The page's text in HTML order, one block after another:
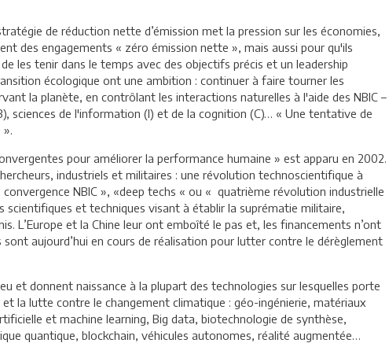
de réduction nette d’émission met la pression sur les économies,
des engagements « zéro émission nette », mais aussi pour qu'ils
les tenir dans le temps avec des objectifs précis et un leadership
écologique ont une ambition : continuer à faire tourner les
la planète, en contrôlant les interactions naturelles à l'aide des NBIC –
sciences de l'information (I) et de la cognition (C)… « Une tentative de
pour améliorer la performance humaine » est apparu en 2002.
industriels et militaires : une révolution technoscientifique à
NBIC », «deep techs « ou « quatrième révolution industrielle
scientifiques et techniques visant à établir la suprématie militaire,
L’Europe et la Chine leur ont emboîté le pas et, les financements n’ont
aujourd’hui en cours de réalisation pour lutter contre le dérèglement
et donnent naissance à la plupart des technologies sur lesquelles porte
la lutte contre le changement climatique : géo-ingénierie, matériaux
et machine learning, Big data, biotechnologie de synthèse,
quantique, blockchain, véhicules autonomes, réalité augmentée…